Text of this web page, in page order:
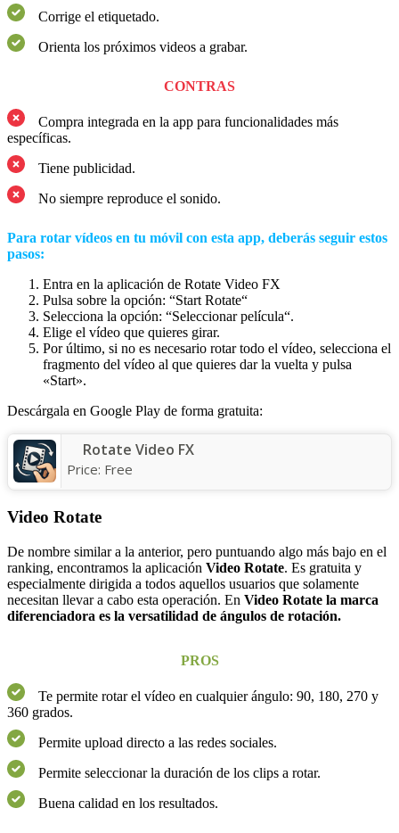
Corrige el etiquetado.
Orienta los próximos videos a grabar.
CONTRAS
Compra integrada en la app para funcionalidades más
específicas.
Tiene publicidad.
No siempre reproduce el sonido.
Para rotar vídeos en tu móvil con esta app, deberás seguir estos
pasos:
Entra en la aplicación de Rotate Video FX
Pulsa sobre la opción: “Start Rotate“
Selecciona la opción: “Seleccionar película“.
Elige el vídeo que quieres girar.
Por último, si no es necesario rotar todo el vídeo, selecciona el
fragmento del vídeo al que quieres dar la vuelta y pulsa
«Start».
Descárgala en Google Play de forma gratuita:
Rotate Video FX
Price: Free
Video Rotate
De nombre similar a la anterior, pero puntuando algo más bajo en el
ranking, encontramos la aplicación Video Rotate. Es gratuita y
especialmente dirigida a todos aquellos usuarios que solamente
necesitan llevar a cabo esta operación. En Video Rotate la marca
diferenciadora es la versatilidad de ángulos de rotación.
PROS
Te permite rotar el vídeo en cualquier ángulo: 90, 180, 270 y
360 grados.
Permite upload directo a las redes sociales.
Permite seleccionar la duración de los clips a rotar.
Buena calidad en los resultados.